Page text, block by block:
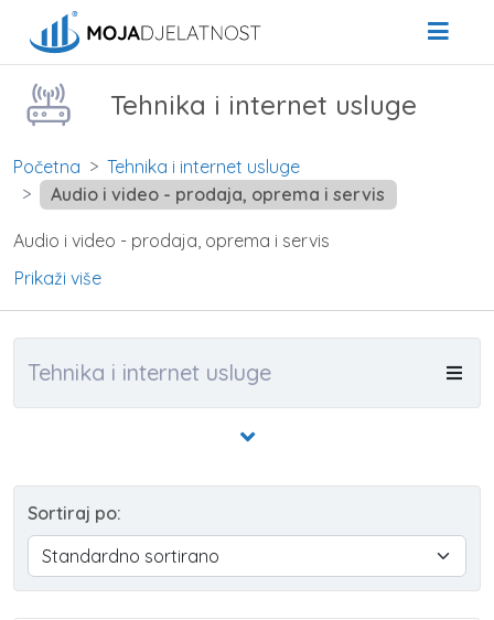
Tehnika i internet usluge
Početna
Tehnika i internet usluge
Audio i video - prodaja, oprema i servis
Audio i video - prodaja, oprema i servis
Prikaži više
Tehnika i internet usluge
Sortiraj po: